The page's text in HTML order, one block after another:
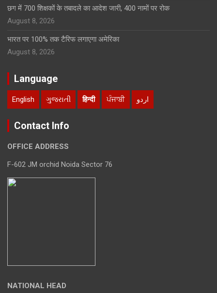
छग में 700 शिक्षकों के तबादले का आदेश जारी, 400 नामों पर रोक
August 8, 2026
भारत पर 100% तक टैरिफ लगाएगा अमेरिका
August 8, 2026
Language
English ગુજરાતી हिन्दी ਪੰਜਾਬੀ اردو
Contact Info
OFFICE ADDRESS
F-602 JM orchid Noida Sector 76
NATIONAL HEAD